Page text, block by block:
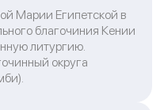
Марии Египетской в
благочиния Кении
литургию.
округа